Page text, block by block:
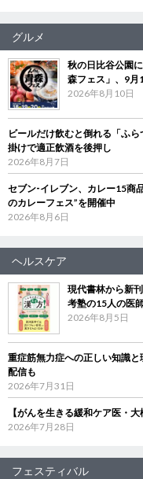
グルメ
秋の日比谷公園
森フェス」、9月
2026年8月10日
ビールだけ飲むと倒れる「ふ
掛けで適正飲酒を後押し
2026年8月7日
セブン‐イレブン、カレー15
のカレーフェス”を開催中
2026年8月6日
ヘルスケア
現代書林から新
考塾の15人の医
2026年8月5日
重症筋無力症への正しい知識
配信も
2026年7月31日
【がんを生きる緩和ケア医・
2026年7月28日
フェスティバル